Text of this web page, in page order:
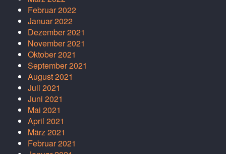
Februar 2022
Januar 2022
Dezember 2021
November 2021
Oktober 2021
September 2021
August 2021
Juli 2021
Juni 2021
Mai 2021
April 2021
März 2021
Februar 2021